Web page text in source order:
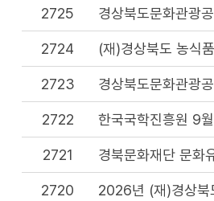
2725 경상북도문화관광
2724 (재)경상북도 농식
2723 경상북도문화관광
2722 한국국학진흥원 9
2721 경북문화재단 문화
2720 2026년 (재)경상북